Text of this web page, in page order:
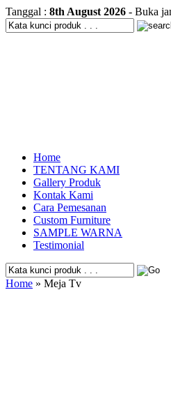
Tanggal : 8th August 2026 - Buka
Home
TENTANG KAMI
Gallery Produk
Kontak Kami
Cara Pemesanan
Custom Furniture
SAMPLE WARNA
Testimonial
Home » Meja Tv